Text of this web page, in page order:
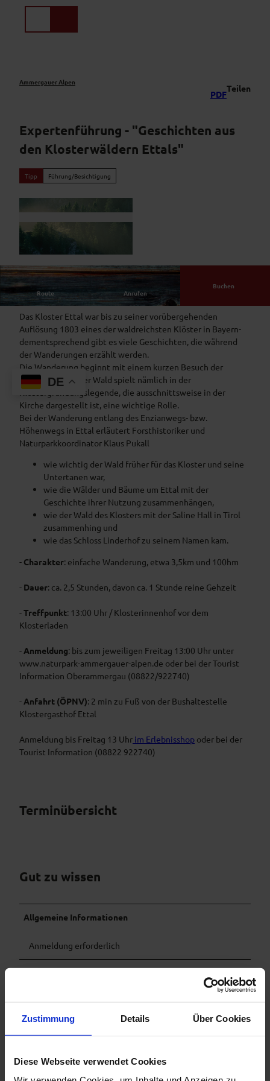
Zustimmung Details Über Cookies
Diese Webseite verwendet Cookies
Ammergauer Alpen
PDF
Teilen
Expertenführung - "Geschichten aus
den Klosterwäldern Ettals"
Tipp Führung/Besichtigung
a
l
.
p
g
Route Anrufen
Buchen
Geschichten aus den Klosterwäldern Ettals
Das Kloster Ettal war bis zu seiner vorübergehenden
Auflösung 1803 eines der waldreichsten Klöster in Bayern-
dementsprechend gibt es viele Geschichten, die während
der Wanderungen erzählt werden.
Die Wanderung beginnt mit einem kurzen Besuch der
Klosterkirche – der Wald spielt nämlich in der
Klostergründungslegende, die ausschnittsweise in der
Kirche dargestellt ist, eine wichtige Rolle.
Bei der Wanderung entlang des Enzianwegs- bzw.
Höhenwegs in Ettal erläutert Forsthistoriker und
Naturparkkoordinator Klaus Pukall
wie wichtig der Wald früher für das Kloster und seine
Untertanen war,
wie die Wälder und Bäume um Ettal mit der
Geschichte ihrer Nutzung zusammenhängen,
wie der Wald des Klosters mit der Saline Hall in Tirol
zusammenhing und
wie das Schloss Linderhof zu seinem Namen kam.
- Charakter: einfache Wanderung, etwa 3,5km und 100hm
- Dauer: ca. 2,5 Stunden, davon ca. 1 Stunde reine Gehzeit
-Treffpunkt: 13:00 Uhr / Klosterinnenhof vor dem
Klosterladen
- Anmeldung: bis zum jeweiligen Freitag 13:00 Uhr unter
www.naturpark-ammergauer-alpen.de oder bei der Tourist
Information Oberammergau (08822/922740)
- Anfahrt (ÖPNV): 2 min zu Fuß von der Bushaltestelle
Klostergasthof Ettal
Anmeldung bis Freitag 13 Uhr im Erlebnisshop oder bei der
Tourist Information (08822 922740)
Terminübersicht
Gut zu wissen
Allgemeine Informationen
Anmeldung erforderlich
Zielgruppe Erwachsene
DE